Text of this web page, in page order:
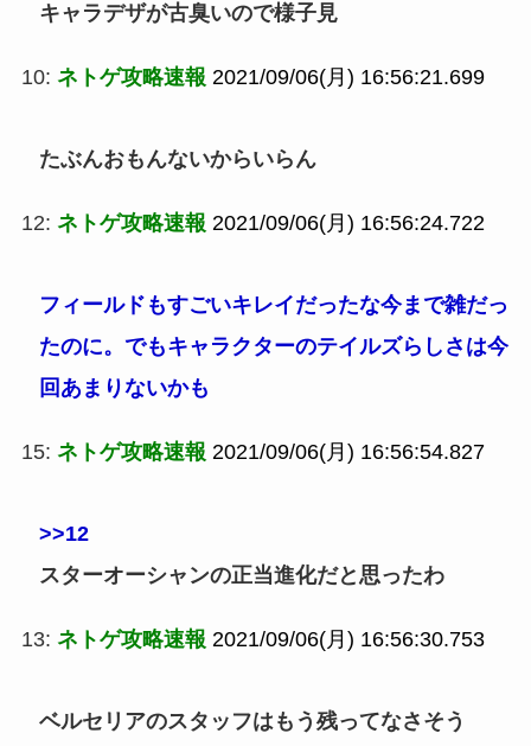
キャラデザが古臭いので様子見
10: ネトゲ攻略速報 2021/09/06(月) 16:56:21.699
たぶんおもんないからいらん
12: ネトゲ攻略速報 2021/09/06(月) 16:56:24.722
フィールドもすごいキレイだったな今まで雑だっ
たのに。でもキャラクターのテイルズらしさは今
回あまりないかも
15: ネトゲ攻略速報 2021/09/06(月) 16:56:54.827
>>12
スターオーシャンの正当進化だと思ったわ
13: ネトゲ攻略速報 2021/09/06(月) 16:56:30.753
ベルセリアのスタッフはもう残ってなさそう